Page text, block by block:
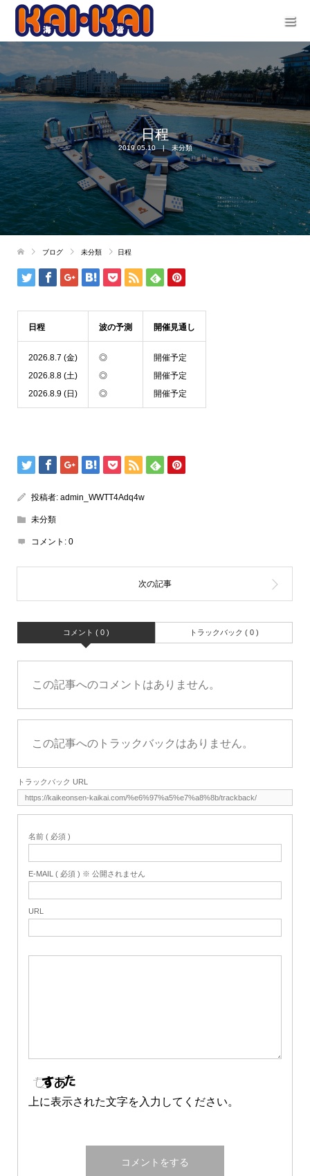
日程
2019.05.10 未分類
ブログ 未分類 日程
日程 波の予測 開催見通し
2026.8.7 (金)
2026.8.8 (土)
2026.8.9(日)
◎
◎
◎
開催予定
開催予定
開催予定
投稿者: admin_WWTT4Adq4w
未分類
コメント: 0
コメント ( 0 ) トラックバック ( 0 )
この記事へのコメントはありません。
この記事へのトラックバックはありません。
トラックバック URL
名前 ( 必須 )
E-MAIL ( 必須 ) ※ 公開されません
URL
上に表示された文字を入力してください。